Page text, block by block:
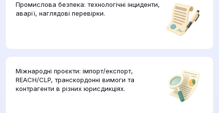
Промислова безпека: технологічні інциденти,
аварії, наглядові перевірки.
Міжнародні проєкти: імпорт/експорт,
REACH/CLP, транскордонні вимоги та
контрагенти в різних юрисдикціях.